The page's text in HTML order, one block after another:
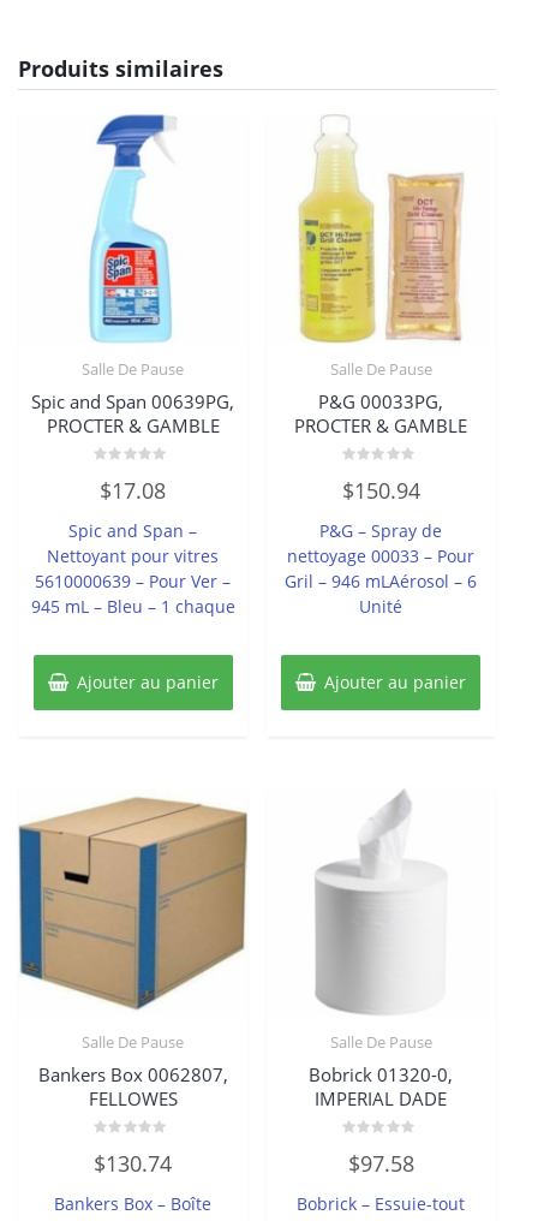
Produits similaires
Salle De Pause
Spic and Span 00639PG,
PROCTER & GAMBLE
0
sur
$17.08
Spic and Span –
Nettoyant pour vitres
5610000639 – Pour Ver –
945 mL – Bleu – 1 chaque
Ajouter au panier
Salle De Pause
P&G 00033PG,
PROCTER & GAMBLE
0
sur
$150.94
P&G – Spray de
nettoyage 00033 – Pour
Gril – 946 mLAérosol – 6
Unité
Ajouter au panier
Salle De Pause
Bankers Box 0062807,
FELLOWES
0
sur
$130.74
Bankers Box – Boîte
Salle De Pause
Bobrick 01320-0,
IMPERIAL DADE
0
sur
$97.58
Bobrick – Essuie-tout